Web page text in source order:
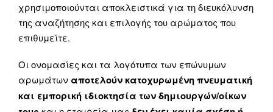
χρησιμοποιούνται αποκλειστικά για τη διευκόλυνση
της αναζήτησης και επιλογής του αρώματος που
επιθυμείτε.
Οι ονομασίες και τα λογότυπα των επώνυμων
αρωμάτων αποτελούν κατοχυρωμένη πνευματική
και εμπορική ιδιοκτησία των δημιουργών/οίκων